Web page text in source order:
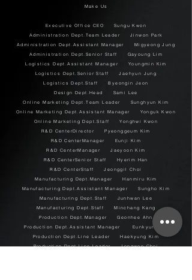
Make Us
Executive Office CEO Sungu Kwon
Administration Dept.Team Leader Jinwon Park
Administration Dept.Assistant Manager Migyeong Jung
Administration Dept.Senior Staff Gayoung Lim
Logistics Dept.Assistant Manager Youngmin Kim
Logistics Dept.Senior Staff Jaehyun Jung
Logistics Dept.Staff Byeongin Jeon
Design Dept.Head Sami Lee
Online Marketing Dept.Team Leader Sunghyun Kim
Online Marketing Dept.Assistant Manager Yonguk Kwon
Online Marketing Dept.Staff Yonghwi Kwon
R&D CenterDirector Pyeonggeum Kim
R&D CenterManager Eunji Kim
R&D CenterManager Jaeyoon Kim
R&D CenterSenior Staff Hyerim Han
R&D CenterStaff Jeonggil Choi
Manufacturing Dept.Manager Hanmiru Kim
Manufacturing Dept.Assistant Manager Sungho Kim
Manufacturing Dept.Staff Junhwan Lee
Manufacturing Dept.Staff Minchang Kang
Production Dept.Manager Geonhee Ahn
Production Dept.Assistant Manager Eunkyung Oh
Production Dept.Line Leader Haekyung Kim
Production Dept.Line Leader Jongwoo Choi